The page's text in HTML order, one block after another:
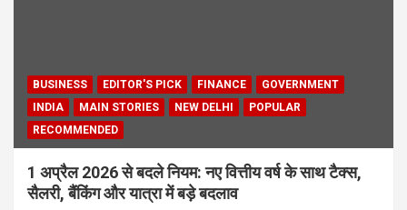
BUSINESS EDITOR'S PICK FINANCE
GOVERNMENT
INDIA
MAIN STORIES NEW DELHI
POPULAR
RECOMMENDED
1 अप्रैल 2026 से बदले नियम: नए वित्तीय वर्ष के साथ टैक्स,
सैलरी, बैंकिंग और यात्रा में बड़े बदलाव